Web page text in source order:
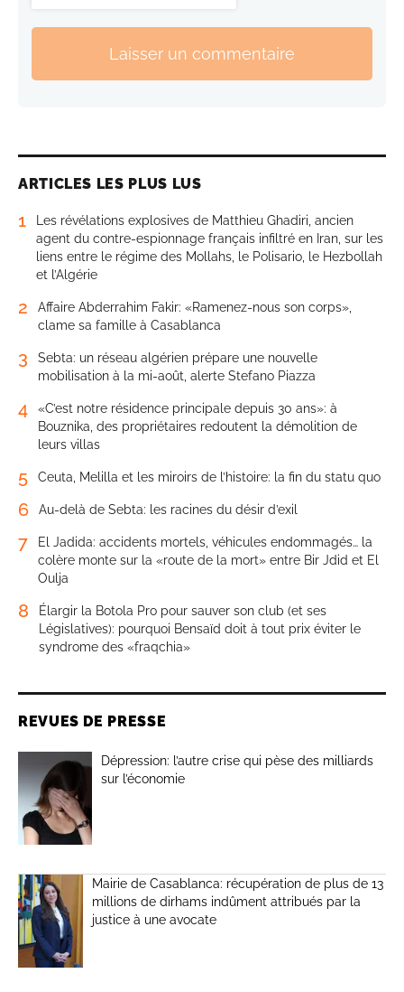
Laisser un commentaire
ARTICLES LES PLUS LUS
1
Les révélations explosives de Matthieu Ghadiri, ancien
agent du contre-espionnage français infiltré en Iran, sur les
liens entre le régime des Mollahs, le Polisario, le Hezbollah
et l’Algérie
2
Affaire Abderrahim Fakir: «Ramenez-nous son corps»,
clame sa famille à Casablanca
3
Sebta: un réseau algérien prépare une nouvelle
mobilisation à la mi-août, alerte Stefano Piazza
4
«C’est notre résidence principale depuis 30 ans»: à
Bouznika, des propriétaires redoutent la démolition de
leurs villas
5 Ceuta, Melilla et les miroirs de l’histoire: la fin du statu quo
6 Au-delà de Sebta: les racines du désir d’exil
7
El Jadida: accidents mortels, véhicules endommagés… la
colère monte sur la «route de la mort» entre Bir Jdid et El
Oulja
8
Élargir la Botola Pro pour sauver son club (et ses
Législatives): pourquoi Bensaïd doit à tout prix éviter le
syndrome des «fraqchia»
REVUES DE PRESSE
Dépression: l’autre crise qui pèse des milliards
sur l’économie
Mairie de Casablanca: récupération de plus de 13
millions de dirhams indûment attribués par la
justice à une avocate